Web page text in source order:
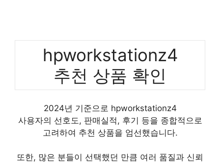
hpworkstationz4
추천 상품 확인
2024년 기준으로 hpworkstationz4
사용자의 선호도, 판매실적, 후기 등을 종합적으로
고려하여 추천 상품을 엄선했습니다.
또한, 많은 분들이 선택했던 만큼 여러 품질과 신뢰